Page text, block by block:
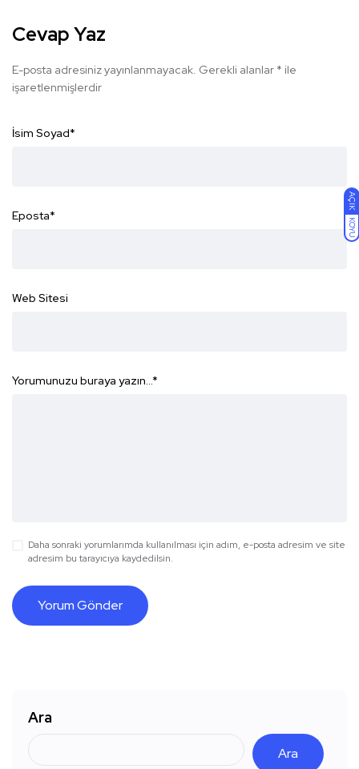
AÇIK
KOYU
Cevap Yaz
E-posta adresiniz yayınlanmayacak. Gerekli alanlar * ile
işaretlenmişlerdir
İsim Soyad*
Eposta*
Web Sitesi
Yorumunuzu buraya yazın...*
Daha sonraki yorumlarımda kullanılması için adım, e-posta adresim ve site
adresim bu tarayıcıya kaydedilsin.
Ara
Ara